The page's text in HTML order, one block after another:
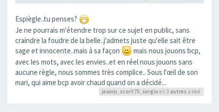
Espiègle..tu penses?
Je ne pourrais m'étendre trop sur ce sujet en public, sans
craindre la foudre de la belle..j'admets juste qu'elle sait être
sage et innocente..mais à sa façon
mais nous jouons bcp,
avec les mots, avec les envies..et en réel nous jouons sans
aucune règle, nous sommes très complice.. Sous l'œil de son
mari, qui aime bcp avoir chaud quand on a décidé...
jeanrp scort75 sergio et 3 autres a liké